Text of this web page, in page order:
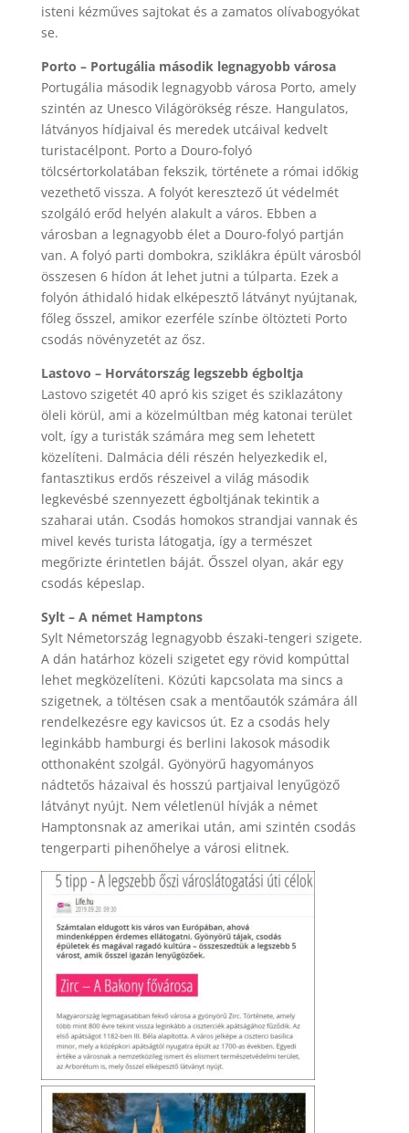
isteni kézműves sajtokat és a zamatos olívabogyókat
se.
Porto – Portugália második legnagyobb városa
Portugália második legnagyobb városa Porto, amely
szintén az Unesco Világörökség része. Hangulatos,
látványos hídjaival és meredek utcáival kedvelt
turistacélpont. Porto a Douro-folyó
tölcsértorkolatában fekszik, története a római időkig
vezethető vissza. A folyót keresztező út védelmét
szolgáló erőd helyén alakult a város. Ebben a
városban a legnagyobb élet a Douro-folyó partján
van. A folyó parti dombokra, sziklákra épült városból
összesen 6 hídon át lehet jutni a túlparta. Ezek a
folyón áthidaló hidak elképesztő látványt nyújtanak,
főleg ősszel, amikor ezerféle színbe öltözteti Porto
csodás növényzetét az ősz.
Lastovo – Horvátország legszebb égboltja
Lastovo szigetét 40 apró kis sziget és sziklazátony
öleli körül, ami a közelmúltban még katonai terület
volt, így a turisták számára meg sem lehetett
közelíteni. Dalmácia déli részén helyezkedik el,
fantasztikus erdős részeivel a világ második
legkevésbé szennyezett égboltjának tekintik a
szaharai után. Csodás homokos strandjai vannak és
mivel kevés turista látogatja, így a természet
megőrizte érintetlen báját. Ősszel olyan, akár egy
csodás képeslap.
Sylt – A német Hamptons
Sylt Németország legnagyobb északi-tengeri szigete.
A dán határhoz közeli szigetet egy rövid kompúttal
lehet megközelíteni. Közúti kapcsolata ma sincs a
szigetnek, a töltésen csak a mentőautók számára áll
rendelkezésre egy kavicsos út. Ez a csodás hely
leginkább hamburgi és berlini lakosok második
otthonaként szolgál. Gyönyörű hagyományos
nádtetős házaival és hosszú partjaival lenyűgöző
látványt nyújt. Nem véletlenül hívják a német
Hamptonsnak az amerikai után, ami szintén csodás
tengerparti pihenőhelye a városi elitnek.